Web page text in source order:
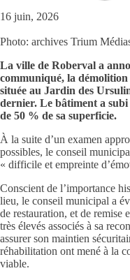
16 juin, 2026
Photo: archives Trium
La ville de Roberval a
communiqué, la
située au Jardin des
dernier. Le bâtiment a
de 50 % de sa superficie.
À la suite d’un examen
possibles, le conseil
« difficile et empreinte
Conscient de l’importance
lieu, le conseil municipal a
de restauration, et de remise
très élevés associés à sa
assurer son maintien
réhabilitation ont mené à la
viable.